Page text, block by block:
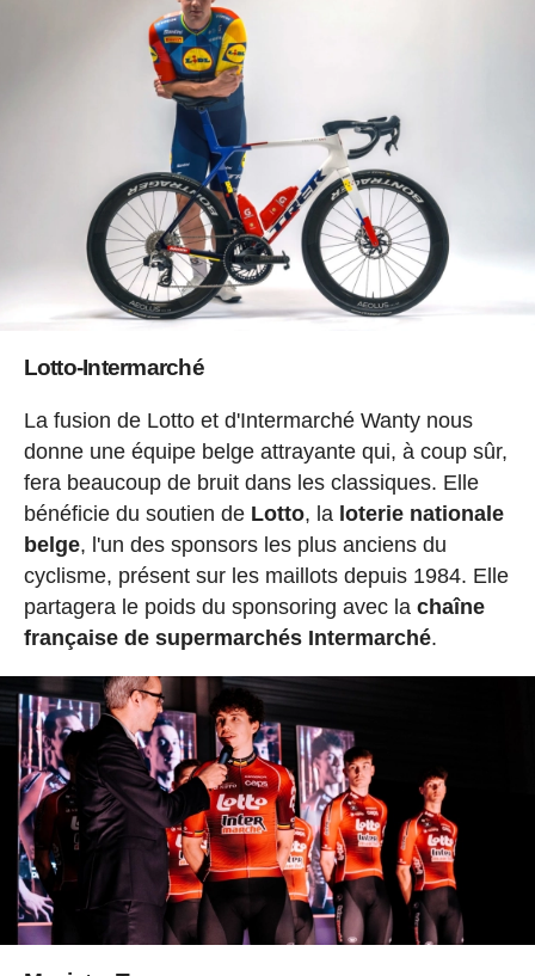
Lotto-Intermarché
La fusion de Lotto et d'Intermarché Wanty nous
donne une équipe belge attrayante qui, à coup sûr,
fera beaucoup de bruit dans les classiques. Elle
bénéficie du soutien de Lotto, la loterie nationale
belge, l'un des sponsors les plus anciens du
cyclisme, présent sur les maillots depuis 1984. Elle
partagera le poids du sponsoring avec la chaîne
française de supermarchés Intermarché.